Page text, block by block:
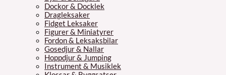
Dockor & Docklek
Dragleksaker
Fidget Leksaker
Figurer & Miniatyrer
Fordon & Leksaksbilar
Gosedjur & Nallar
Hoppdjur & Jumping
Instrument & Musiklek